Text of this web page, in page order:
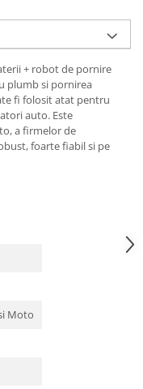
+ robot de pornire
plumb si pornirea
fi folosit atat pentru
auto. Este
a firmelor de
foarte fiabil si pe
Moto